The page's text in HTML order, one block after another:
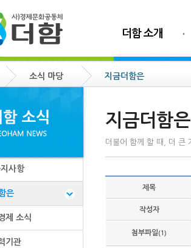
더함 소개
소식 마당 지금더함은
사항
은
제 소식
기관
지금더함은
더불어 함께 할 때, 더 큰
제목
작성자
첨부파일(1)